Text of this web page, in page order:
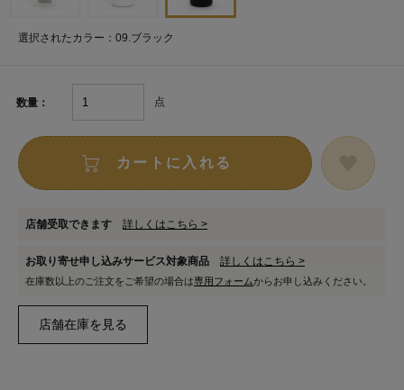
選択されたカラー：09.ブラック
数量： 点
カートに入れる
店舗受取できます 詳しくはこちら >
お取り寄せ申し込みサービス対象商品 詳しくはこちら >
在庫数以上のご注文をご希望の場合は専用フォームからお申し込みください。